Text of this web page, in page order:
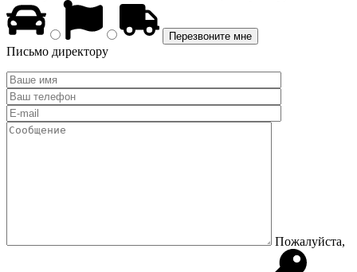
Письмо директору
Пожалуйста,